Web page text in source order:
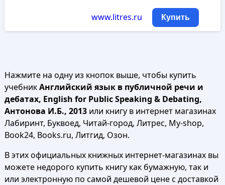
www.litres.ru Купить
Нажмите на одну из кнопок выше, чтобы купить
учебникАнглийский язык в публичной речи и
дебатах, English for Public Speaking & Debating,
Антонова И.Б., 2013или книгу в интернет магазинах
Лабиринт, Буквоед, Читай-город, Литрес, My-shop,
Book24, Books.ru, Литгид, Озон.
В этих официальных книжных интернет-магазинах вы
можете недорого купить книгу как бумажную, так и
или электронную по самой дешевой цене с доставкой